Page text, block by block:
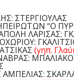
ΣΤΕΡΓΙΟΥΛΑΣ
“Ο
ΛΑΡΙΣΑΣ:
(γηπ.